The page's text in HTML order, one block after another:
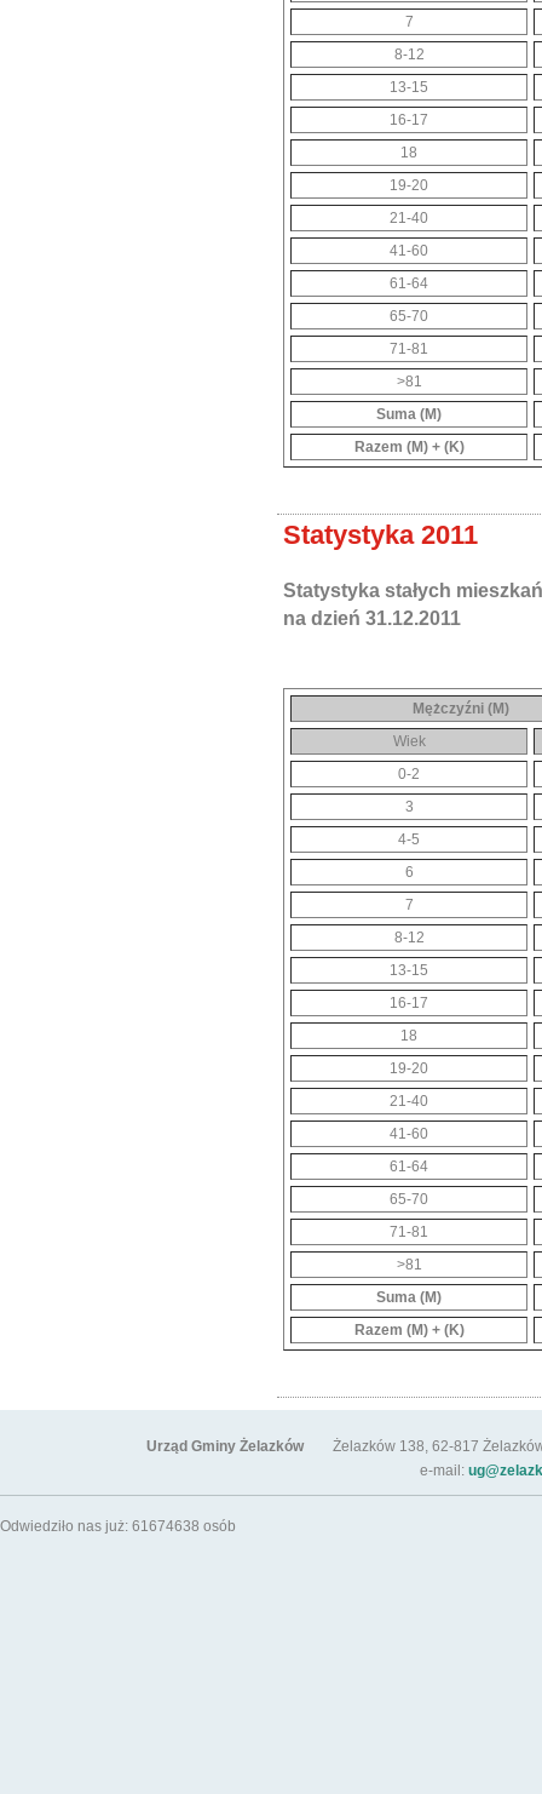
7
8-12
13-15
16-17
18
19-20
21-40
41-60
61-64
65-70
71-81
>81
Suma (M)
Razem (M) + (K)
Statystyka 2011
Statystyka stałych
na dzień 31.12.2011
Mężczyźni (M)
Wiek
0-2
3
4-5
6
7
8-12
13-15
16-17
18
19-20
21-40
41-60
61-64
65-70
71-81
>81
Suma (M)
Razem (M) + (K)
Urząd Gminy ŻelazkówŻelazków 138, 62-817 Żelazków
e-mail:
Odwiedziło nas już: 61674638 osób